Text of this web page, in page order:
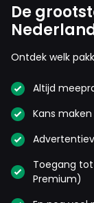
De
Ontdek welk
Altijd
Kans
Toegang tot
Premium)